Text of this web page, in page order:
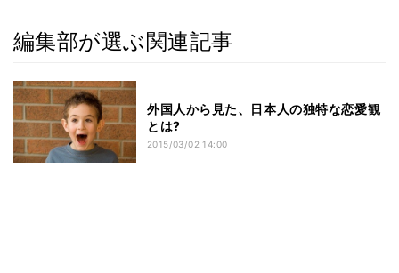
編集部が選ぶ関連記事
外国人から見た、日本人の独特な恋愛観
とは?
2015/03/02 14:00